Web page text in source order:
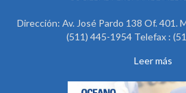
Dirección: Av. José Pardo 138 Of. 401.
(511) 445-1954 Telefax :
Leer más